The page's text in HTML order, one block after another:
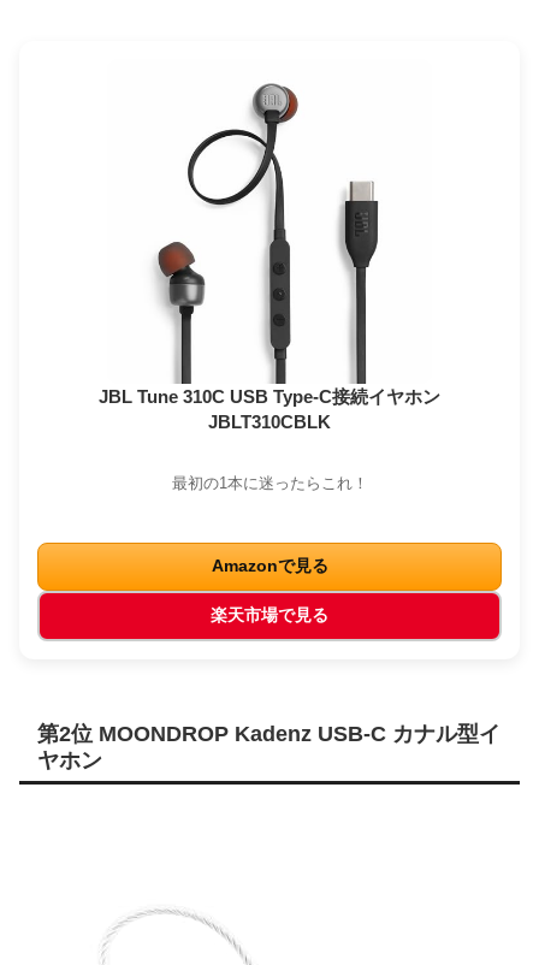
JBL Tune 310C USB Type-C接続イヤホン
JBLT310CBLK
最初の1本に迷ったらこれ！
Amazonで見る
楽天市場で見る
第2位 MOONDROP Kadenz USB-C カナル型イ
ヤホン